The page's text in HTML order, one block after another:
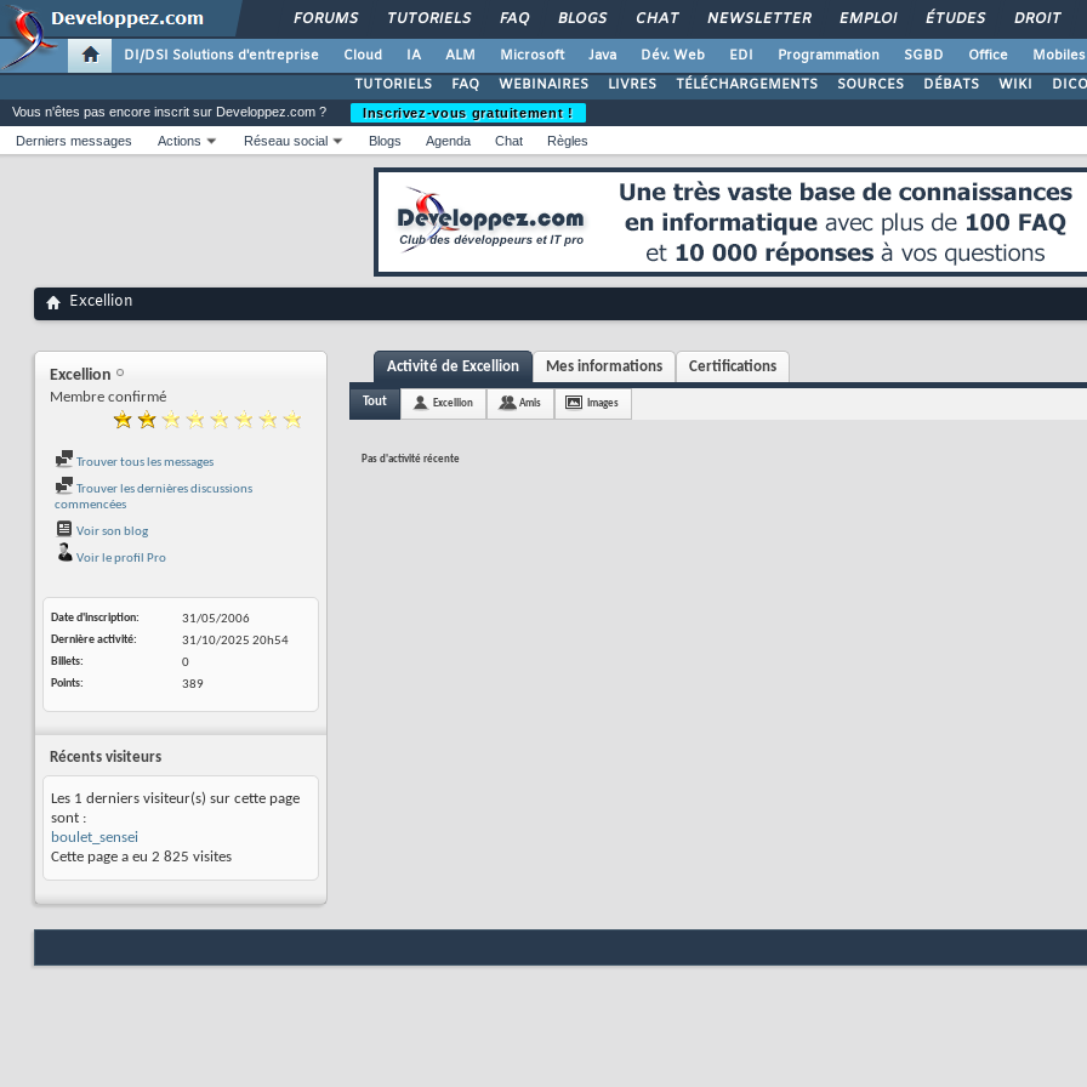
FORUMS TUTORIELS FAQ BLOGS CHAT NEWSLETTER EMPLOI ÉTUDES DROIT
DI/DSI Solutions d'entreprise Cloud IA ALM Microsoft Java Dév. Web EDI Programmation SGBD Office Mobiles
TUTORIELS
FAQ WEBINAIRES LIVRES TÉLÉCHARGEMENTS SOURCES DÉBATS WIKI DICO
Vous n'êtes pas encore inscrit sur Developpez.com ?
Inscrivez-vous gratuitement !
Derniers messages
Actions Réseau social Blogs Agenda Chat Règles
Excellion
Excellion
Membre confirmé
Trouver tous les messages
Trouver les dernières discussions
commencées
Voir son blog
Voir le profil Pro
Date d'inscription
31/05/2006
Dernière activité
31/10/2025 20h54
Billets
0
Points
389
Récents visiteurs
Les 1 derniers visiteur(s) sur cette page
sont :
boulet_sensei
Cette page a eu 2 825 visites
Activité de Excellion Mes informations Certifications
Tout Excellion Amis Images
Pas d'activité récente